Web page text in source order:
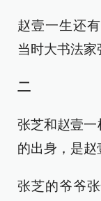
赵壹一生还
当时大书法家
二
张芝和赵壹一
的出身，是赵
张芝的爷爷